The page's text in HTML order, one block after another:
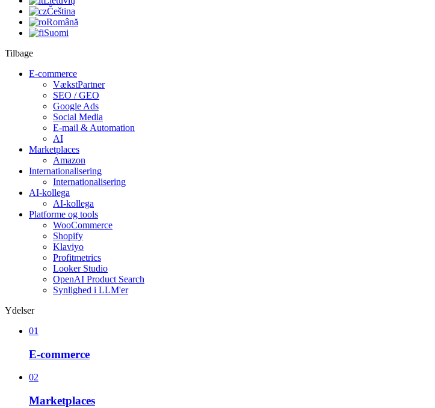
Čeština
Română
Suomi
Tilbage
E-commerce
VækstPartner
SEO / GEO
Google Ads
Social Media
E-mail & Automation
AI
Marketplaces
Amazon
Internationalisering
Internationalisering
AI-kollega
AI-kollega
Platforme og tools
WooCommerce
Shopify
Klaviyo
Profitmetrics
Looker Studio
OpenAI Product Search
Synlighed i LLM'er
Ydelser
01
E-commerce
02
Marketplaces